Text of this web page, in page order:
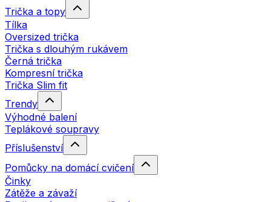
Trička a topy
Tílka
Oversized trička
Trička s dlouhým rukávem
Černá trička
Kompresní trička
Trička Slim fit
Trendy
Výhodné balení
Teplákové soupravy
Příslušenství
Pomůcky na domácí cvičení
Činky
Zátěže a závaží